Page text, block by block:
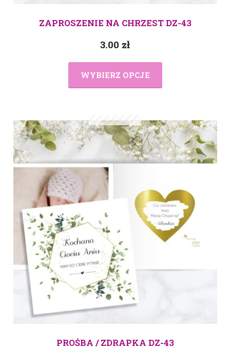
ZAPROSZENIE NA CHRZEST DZ-43
3.00 zł
WYBIERZ OPCJE
PROŚBA / ZDRAPKA DZ-43